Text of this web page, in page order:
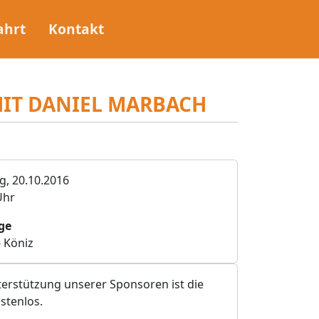
Kontakt
DANIEL MARBACH
20.10.2016
unserer Sponsoren ist die